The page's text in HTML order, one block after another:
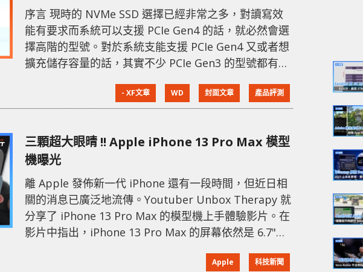
序言 現時的 NVMe SSD 選擇已經非常之多，對讀寫效
能有要求而系統可以支援 PCIe Gen4 的話，就必然會選
擇高階的型號。對於系統支能支援 PCIe Gen4 又或者想
擴充儲存容量的話，其實不少 PCIe Gen3 的型號都有不
要。今次介紹的 WD_BLACK SN750 SE NVMe SSD 就是
其中一款能夠支援 PCIe Gen4x4，配合 DRAM-Less 設
- XF文章 WD 封面文章 產品評測
三顆超大眼晴 !! Apple iPhone 13 Pro Max 模型
機曝光
離 Apple 發佈新一代 iPhone 還有一段時間，但近日相
關的消息已廣泛地流傳。Youtuber Unbox Therapy 就
分享了 iPhone 13 Pro Max 的模型機上手體驗影片。在
影片中指出，iPhone 13 Pro Max 的屏幕依然是 6.7"，
近。至於鏡頭方面，iPhone 13 Pro Max 的鏡頭尺寸加
Apple 科技新聞